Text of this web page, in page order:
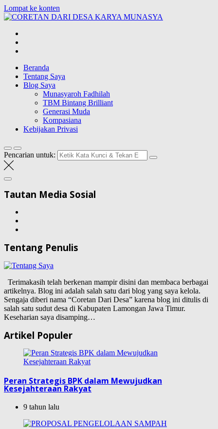
Lompat ke konten
Blog Wong Ndeso yang ingin berbagi berbagai hal di sekitarnya
Beranda
Tentang Saya
Blog Saya
Munasyaroh Fadhilah
TBM Bintang Brilliant
Generasi Muda
Kompasiana
Kebijakan Privasi
Pencarian untuk:
Tautan Media Sosial
Tentang Penulis
Terimakasih telah berkenan mampir disini dan membaca berbagai
artikelnya. Blog ini adalah salah satu dari blog yang saya kelola.
Sengaja diberi nama “Coretan Dari Desa” karena blog ini ditulis di
salah satu sudut desa di Kabupaten Lamongan Jawa Timur.
Keseharian saya disamping…
Artikel Populer
Peran Strategis BPK dalam Mewujudkan
Kesejahteraan Rakyat
9 tahun lalu